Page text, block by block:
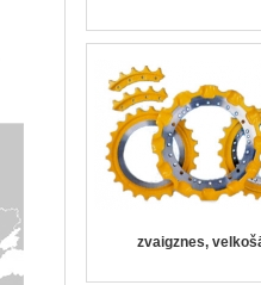
zvaigznes,